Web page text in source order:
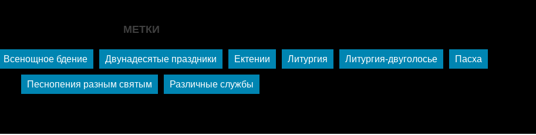
МЕТКИ
Всенощное бдение Двунадесятые праздники Ектении Литургия Литургия-двуголосье Пасха
Песнопения разным святым Различные службы